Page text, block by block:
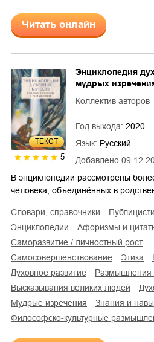
Читать онлайн
ТЕКСТ
5 Добавлено
Энциклопедия
мудрых
Коллектив авторов
Год выхода: 2020
Язык: Русский
В энциклопедии рассмотрены
человека, объединённых в
словари, справочники
энциклопедии
афоризмы и
саморазвитие / личностный рост
самосовершенствование
этика
духовное развитие
высказывания великих людей
мудрые изречения
знания и
философско-культурные